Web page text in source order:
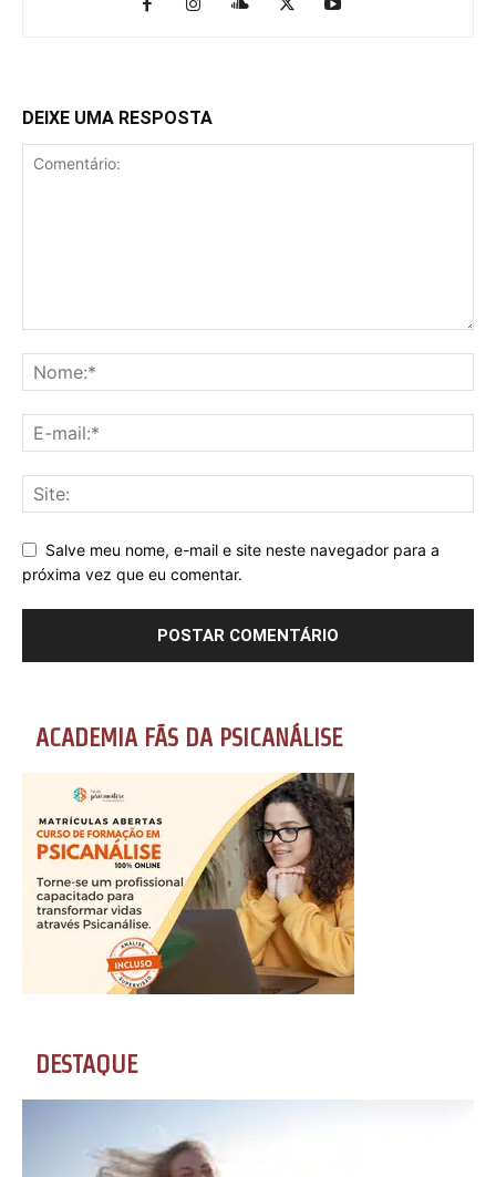
DEIXE UMA RESPOSTA
Salve meu nome, e-mail e site neste navegador para a
próxima vez que eu comentar.
ACADEMIA FÃS DA PSICANÁLISE
DESTAQUE